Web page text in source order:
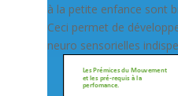
à la petite enfance sont
Ceci permet de
neuro sensorielles